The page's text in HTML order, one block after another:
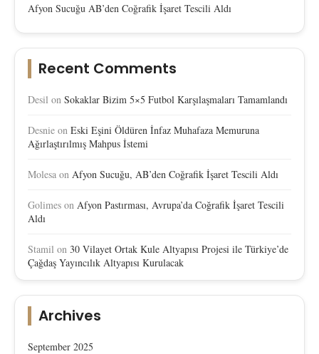
Afyon Sucuğu AB’den Coğrafik İşaret Tescili Aldı
Recent Comments
Desil on Sokaklar Bizim 5×5 Futbol Karşılaşmaları Tamamlandı
Desnie on Eski Eşini Öldüren İnfaz Muhafaza Memuruna
Ağırlaştırılmış Mahpus İstemi
Molesa on Afyon Sucuğu, AB’den Coğrafik İşaret Tescili Aldı
Golimes on Afyon Pastırması, Avrupa’da Coğrafik İşaret Tescili
Aldı
Stamil on 30 Vilayet Ortak Kule Altyapısı Projesi ile Türkiye’de
Çağdaş Yayıncılık Altyapısı Kurulacak
Archives
September 2025